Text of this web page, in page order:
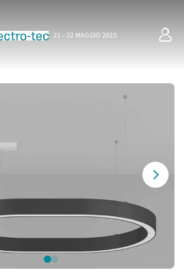
21 - 22 MAGGIO 2025